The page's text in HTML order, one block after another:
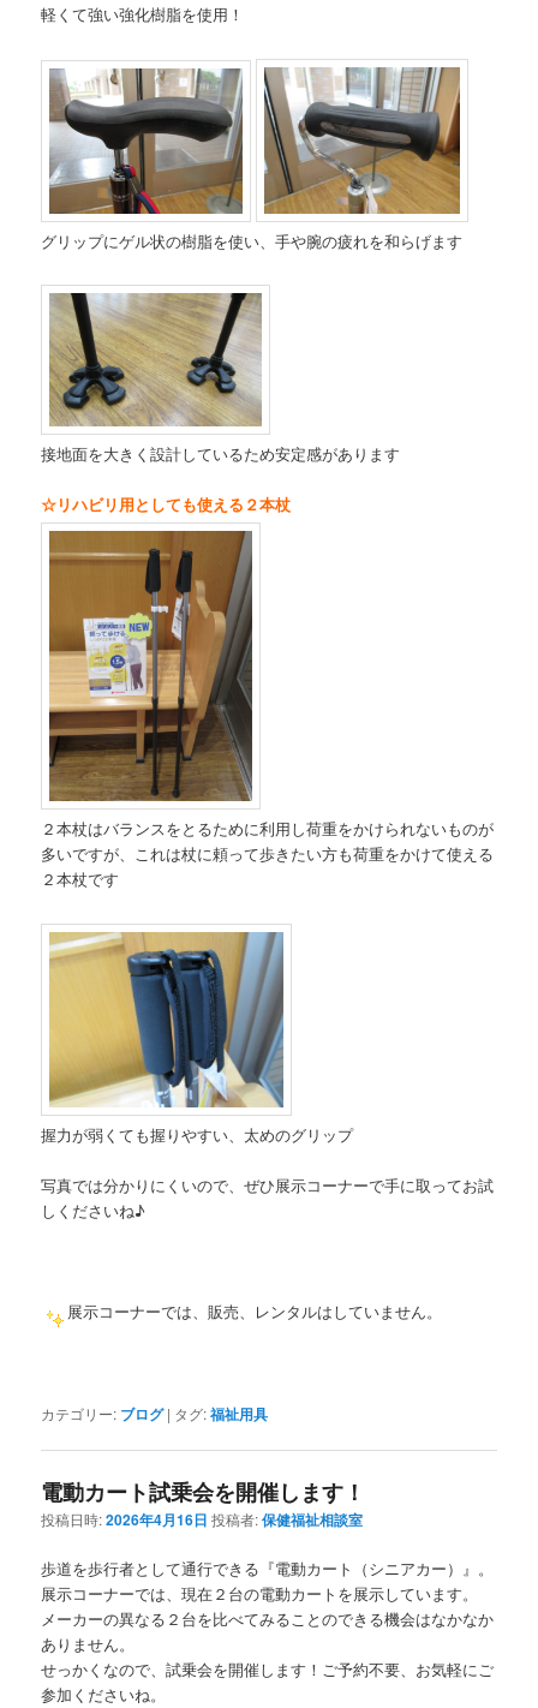
軽くて強い強化樹脂を使用！
グリップにゲル状の樹脂を使い、手や腕の疲れを和らげます
接地面を大きく設計しているため安定感があります
☆リハビリ用としても使える２本杖
２本杖はバランスをとるために利用し荷重をかけられないものが
多いですが、これは杖に頼って歩きたい方も荷重をかけて使える
２本杖です
握力が弱くても握りやすい、太めのグリップ
写真では分かりにくいので、ぜひ展示コーナーで手に取ってお試
しくださいね♪
展示コーナーでは、販売、レンタルはしていません。
カテゴリー: ブログ | タグ:福祉用具
電動カート試乗会を開催します！
投稿日時:2026年4月16日 投稿者:保健福祉相談室
歩道を歩行者として通行できる『電動カート（シニアカー）』。
展示コーナーでは、現在２台の電動カートを展示しています。
メーカーの異なる２台を比べてみることのできる機会はなかなか
ありません。
せっかくなので、試乗会を開催します！ご予約不要、お気軽にご
参加くださいね。